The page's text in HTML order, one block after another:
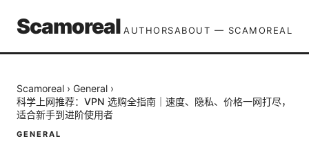
Scamoreal AUTHORSABOUT — SCAMOREAL
Scamoreal › General ›
科学上网推荐：VPN 选购全指南｜速度、隐私、价格一网打尽，
适合新手到进阶使用者
GENERAL